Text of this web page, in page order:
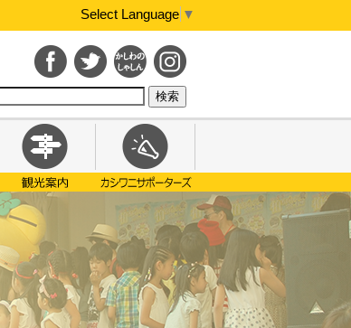
Select Language ▼